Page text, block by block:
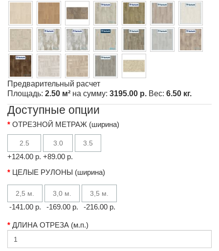
Предварительный расчет
Площадь: 2.50 м² на сумму: 3195.00 р. Вес: 6.50 кг.
Доступные опции
ОТРЕЗНОЙ МЕТРАЖ (ширина)
2.5
+124.00 р.
3.0
+89.00 р.
3.5
ЦЕЛЫЕ РУЛОНЫ (ширина)
2,5 м.
-141.00 р.
3,0 м.
-169.00 р.
3,5 м.
-216.00 р.
ДЛИНА ОТРЕЗА (м.п.)